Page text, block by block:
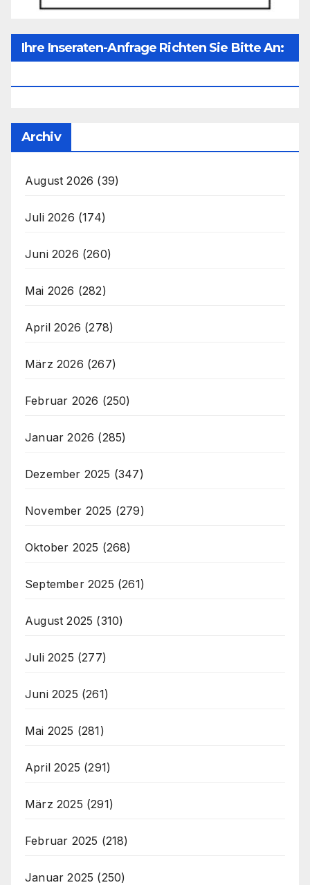
Ihre Inseraten-Anfrage Richten Sie Bitte An:
Archiv
August 2026 (39)
Juli 2026 (174)
Juni 2026 (260)
Mai 2026 (282)
April 2026 (278)
März 2026 (267)
Februar 2026 (250)
Januar 2026 (285)
Dezember 2025 (347)
November 2025 (279)
Oktober 2025 (268)
September 2025 (261)
August 2025 (310)
Juli 2025 (277)
Juni 2025 (261)
Mai 2025 (281)
April 2025 (291)
März 2025 (291)
Februar 2025 (218)
Januar 2025 (250)